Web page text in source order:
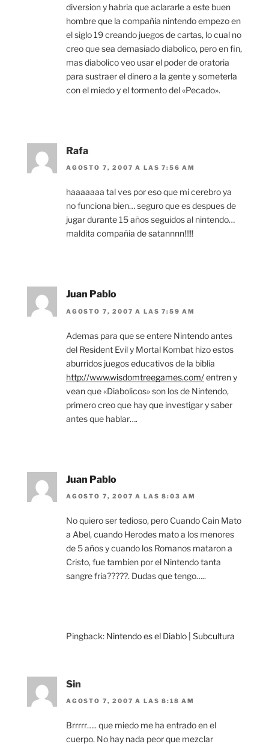
diversion y habria que aclararle a este buen
hombre que la compañia nintendo empezo en
el siglo 19 creando juegos de cartas, lo cual no
creo que sea demasiado diabolico, pero en fin,
mas diabolico veo usar el poder de oratoria
para sustraer el dinero a la gente y someterla
con el miedo y el tormento del «Pecado».
Rafa
AGOSTO 7, 2007 A LAS 7:56 AM
haaaaaaa tal ves por eso que mi cerebro ya
no funciona bien… seguro que es despues de
jugar durante 15 años seguidos al nintendo…
maldita compañia de satannnn!!!!!
Juan Pablo
AGOSTO 7, 2007 A LAS 7:59 AM
Ademas para que se entere Nintendo antes
del Resident Evil y Mortal Kombat hizo estos
aburridos juegos educativos de la biblia
http://www.wisdomtreegames.com/entren y
vean que «Diabolicos» son los de Nintendo,
primero creo que hay que investigar y saber
antes que hablar….
Juan Pablo
AGOSTO 7, 2007 A LAS 8:03 AM
No quiero ser tedioso, pero Cuando Cain Mato
a Abel, cuando Herodes mato a los menores
de 5 años y cuando los Romanos mataron a
Cristo, fue tambien por el Nintendo tanta
sangre fria?????. Dudas que tengo…..
Pingback: Nintendo es el Diablo | Subcultura
Sin
AGOSTO 7, 2007 A LAS 8:18 AM
Brrrrr….. que miedo me ha entrado en el
cuerpo. No hay nada peor que mezclar